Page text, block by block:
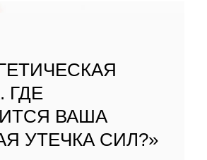
ГДЕ
ВАША
УТЕЧКА СИЛ?»